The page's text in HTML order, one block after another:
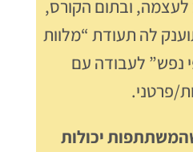
לעצמה, ובתום הקורס,
לה תעודת “מלוות
נפש” לעבודה עם
פרטני.
יכולות